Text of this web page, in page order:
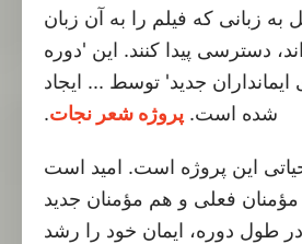
به زبانی که فیلم را به آن زبان
دسترسی پیدا کنند. این 'دوره
جدید' توسط ... ایجاد
شده است. پروژه شعر نجات.
این پروژه است. امید است
فعلی و هم مؤمنان جدید
در طول دوره، ایمان خود را رشد